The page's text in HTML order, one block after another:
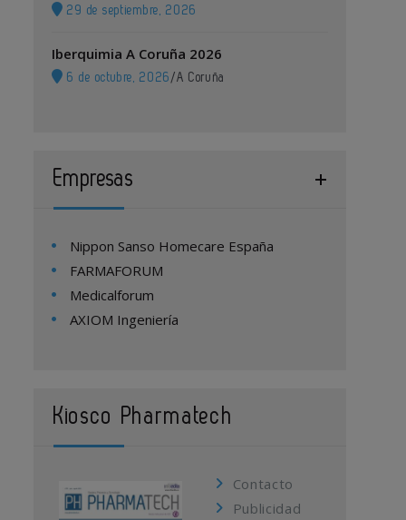
29 de septiembre, 2026
Iberquimia A Coruña 2026
6 de octubre, 2026 /A Coruña
Empresas
Nippon Sanso Homecare España
FARMAFORUM
Medicalforum
AXIOM Ingeniería
Kiosco Pharmatech
Contacto
Publicidad